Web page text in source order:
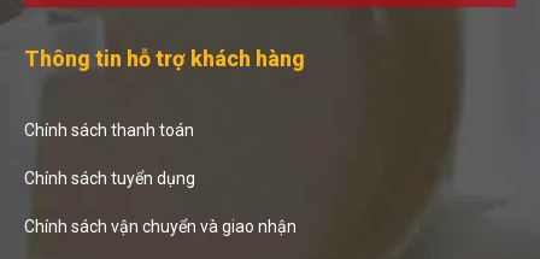
Thông tin hỗ trợ khách hàng
Chính sách thanh toán
Chính sách tuyển dụng
Chính sách vận chuyển và giao nhận